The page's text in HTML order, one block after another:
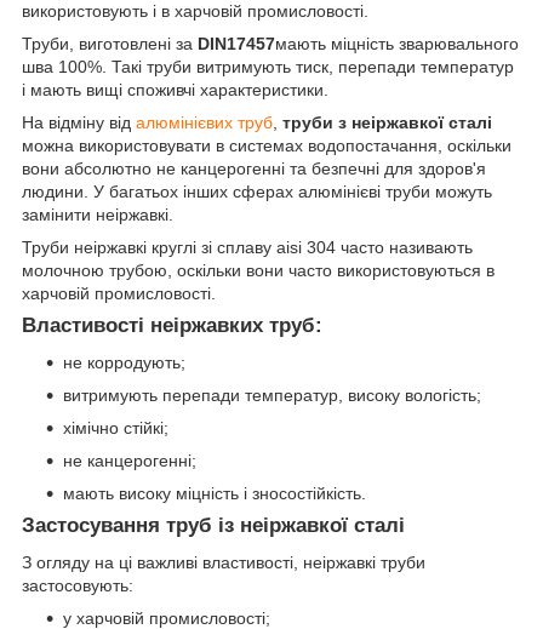
використовують і в харчовій промисловості.
Труби, виготовлені за DIN17457мають міцність зварювального
шва 100%. Такі труби витримують тиск, перепади температур
і мають вищі споживчі характеристики.
На відміну від алюмінієвих труб, труби з неіржавкої сталі
можна використовувати в системах водопостачання, оскільки
вони абсолютно не канцерогенні та безпечні для здоров'я
людини. У багатьох інших сферах алюмінієві труби можуть
замінити неіржавкі.
Труби неіржавкі круглі зі сплаву aisi 304 часто називають
молочною трубою, оскільки вони часто використовуються в
харчовій промисловості.
Властивості неіржавких труб:
не корродують;
витримують перепади температур, високу вологість;
хімічно стійкі;
не канцерогенні;
мають високу міцність і зносостійкість.
Застосування труб із неіржавкої сталі
З огляду на ці важливі властивості, неіржавкі труби
застосовують:
у харчовій промисловості;